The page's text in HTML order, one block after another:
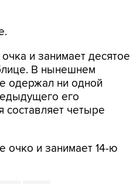
и занимает десятое
В нынешнем
одержал ни одной
его
четыре
очко и занимает 14-ю